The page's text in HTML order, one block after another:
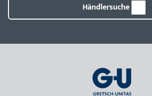
Händlersuche